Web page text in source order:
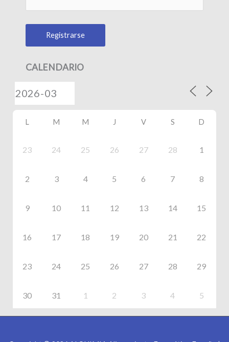
CALENDARIO
L M M J V S D
23 24 25 26 27 28 1
2 3 4 5 6 7 8
9 10 11 12 13 14 15
16 17 18 19 20 21 22
23 24 25 26 27 28 29
30 31 1 2 3 4 5